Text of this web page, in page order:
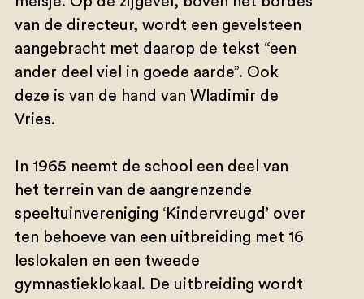
van de directeur, wordt een gevelsteen
aangebracht met daarop de tekst “een
ander deel viel in goede aarde”. Ook
deze is van de hand van Wladimir de
Vries.
In 1965 neemt de school een deel van
het terrein van de aangrenzende
speeltuinvereniging ‘Kindervreugd’ over
ten behoeve van een uitbreiding met 16
leslokalen en een tweede
gymnastieklokaal. De uitbreiding wordt